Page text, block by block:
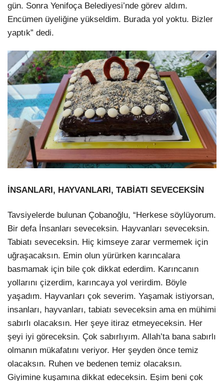
gün. Sonra Yenifoça Belediyesi’nde görev aldım.
Encümen üyeliğine yükseldim. Burada yol yoktu. Bizler
yaptık” dedi.
İNSANLARI, HAYVANLARI, TABİATI SEVECEKSİN
Tavsiyelerde bulunan Çobanoğlu, “Herkese söylüyorum.
Bir defa İnsanları seveceksin. Hayvanları seveceksin.
Tabiatı seveceksin. Hiç kimseye zarar vermemek için
uğraşacaksın. Emin olun yürürken karıncalara
basmamak için bile çok dikkat ederdim. Karıncanın
yollarını çizerdim, karıncaya yol verirdim. Böyle
yaşadım. Hayvanları çok severim. Yaşamak istiyorsan,
insanları, hayvanları, tabiatı seveceksin ama en mühimi
sabırlı olacaksın. Her şeye itiraz etmeyeceksin. Her
şeyi iyi göreceksin. Çok sabırlıyım. Allah’ta bana sabırlı
olmanın mükafatını veriyor. Her şeyden önce temiz
olacaksın. Ruhen ve bedenen temiz olacaksın.
Giyimine kuşamına dikkat edeceksin. Eşim beni çok